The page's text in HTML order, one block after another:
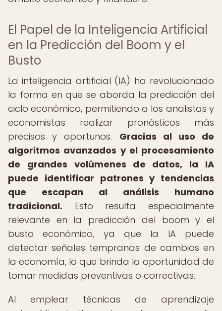
El Papel de la Inteligencia Artificial
en la Predicción del Boom y el
Busto
La inteligencia artificial (IA) ha revolucionado
la forma en que se aborda la predicción del
ciclo económico, permitiendo a los analistas y
economistas realizar pronósticos más
precisos y oportunos. Gracias al uso de
algoritmos avanzados y el procesamiento
de grandes volúmenes de datos, la IA
puede identificar patrones y tendencias
que escapan al análisis humano
tradicional. Esto resulta especialmente
relevante en la predicción del boom y el
busto económico, ya que la IA puede
detectar señales tempranas de cambios en
la economía, lo que brinda la oportunidad de
tomar medidas preventivas o correctivas.
Al emplear técnicas de aprendizaje